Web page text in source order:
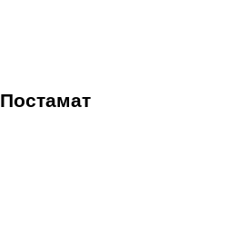
Постамат